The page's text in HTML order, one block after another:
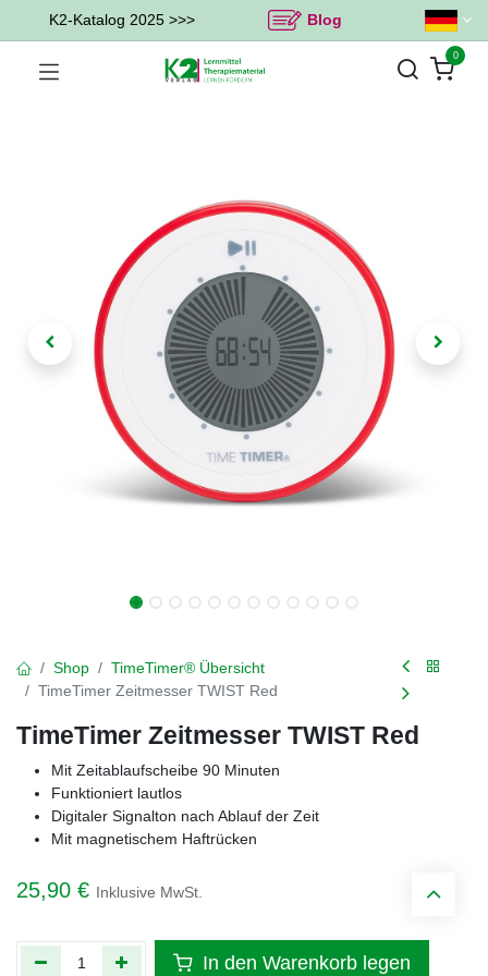
K2-Katalog 2025 >>> Blog
0
Shop
TimeTimer® Übersicht
TimeTimer Zeitmesser TWIST Red
TimeTimer Zeitmesser TWIST Red
Mit Zeitablaufscheibe 90 Minuten
Funktioniert lautlos
Digitaler Signalton nach Ablauf der Zeit
Mit magnetischem Haftrücken
25,90 € Inklusive MwSt.
In den Warenkorb legen